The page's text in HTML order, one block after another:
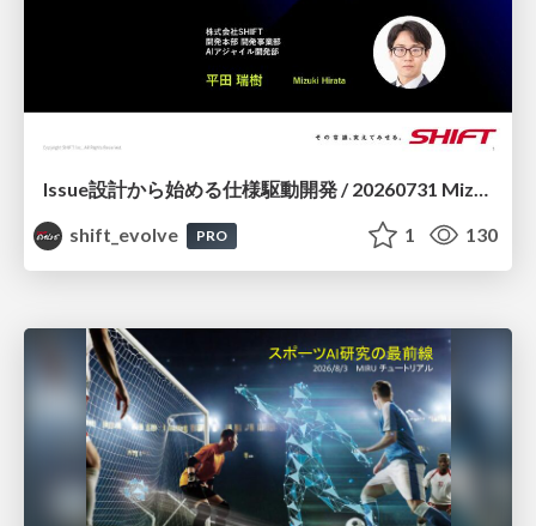
shift_evolve
PRO 1 130